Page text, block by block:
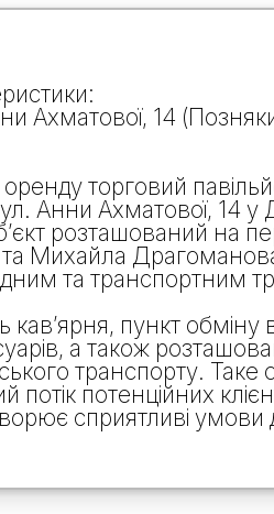
Ахматової, 14
торговий
Анни Ахматової, 14
розташований на
Михайла
та транспортним
пункт обміну
а також
транспорту. Таке
потік потенційних
сприятливі